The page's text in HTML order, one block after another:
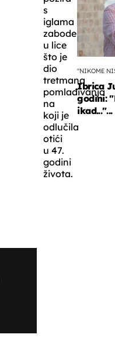
s
iglama
zabodenima
u lice
što je
dio
tretmana
pomlađivanja
na
koji je
odlučila
otići
u 47.
godini
života.
"NIKOME
Ibrica
godini:
ikad..."...